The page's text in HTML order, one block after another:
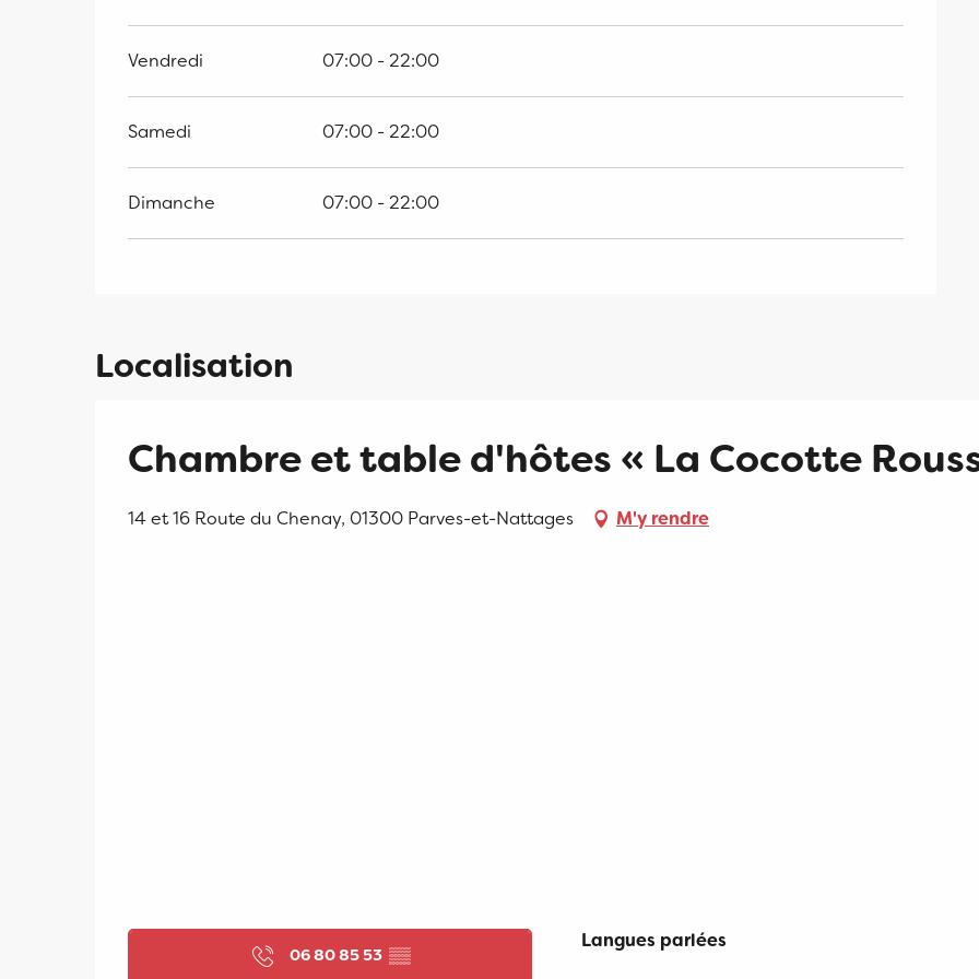
Vendredi 07:00 - 22:00
Samedi 07:00 - 22:00
Dimanche 07:00 - 22:00
Localisation
Chambre et table d'hôtes « La Cocotte
14 et 16 Route du Chenay, 01300 Parves-et-Nattages M'y rendre
06 80 85 53 ▒▒
Langues parlées
Langues parlées